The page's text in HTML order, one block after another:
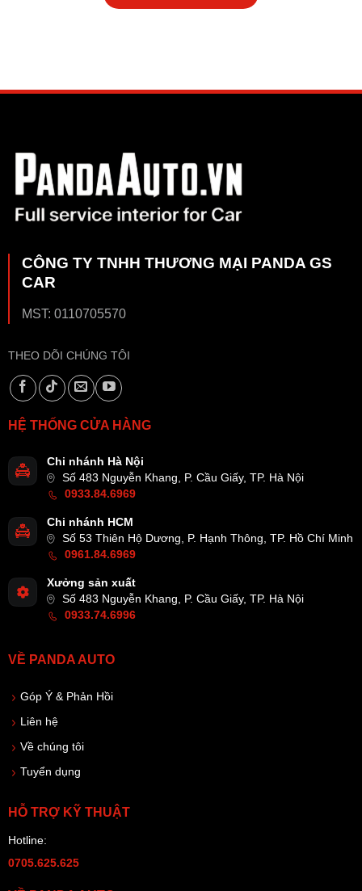
CÔNG TY TNHH THƯƠNG MẠI PANDA GS
CAR
MST: 0110705570
THEO DÕI CHÚNG TÔI
HỆ THỐNG CỬA HÀNG
Chi nhánh Hà Nội
Số 483 Nguyễn Khang, P. Cầu Giấy, TP. Hà Nội
0933.84.6969
Chi nhánh HCM
Số 53 Thiên Hộ Dương, P. Hạnh Thông, TP. Hồ Chí Minh
0961.84.6969
Xưởng sản xuất
Số 483 Nguyễn Khang, P. Cầu Giấy, TP. Hà Nội
0933.74.6996
VỀ PANDA AUTO
Góp Ý & Phản Hồi
Liên hệ
Về chúng tôi
Tuyển dụng
HỖ TRỢ KỸ THUẬT
Hotline:
0705.625.625